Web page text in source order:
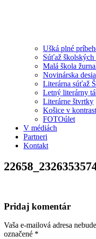
Ušká plné
Súťaž školských
Malá škola
Novinárska
Literárna súťaž
Letný literárny
Literárne štvrtky
Košice v
FOTOúlet
V médiách
Partneri
Kontakt
Pridaj komentár
Vaša e-mailová adresa
označené *